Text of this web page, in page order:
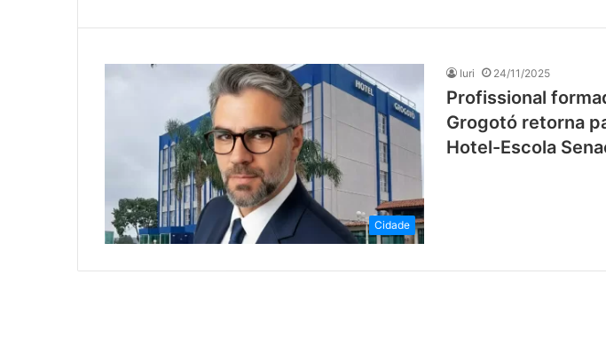
Cidade
Iuri 24/11/2025
Profissional
Grogotó retorna
Hotel-Escola